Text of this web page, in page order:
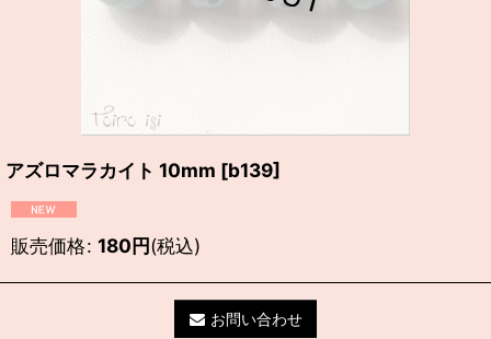
アズロマラカイト 10mm [b139]
販売価格: 180円(税込)
お問い合わせ